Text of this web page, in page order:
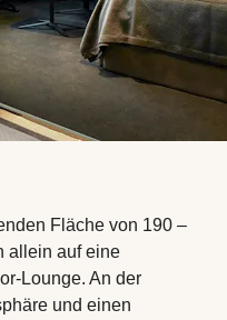
Fläche von 190 –
allein auf eine
Lounge. An der
und einen